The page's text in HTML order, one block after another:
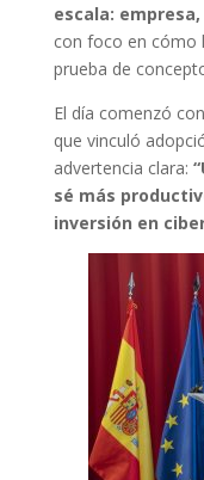
escala:
con foco en cómo
prueba de
El día comenzó con
que vinculó
advertencia clara:
sé más
inversión en